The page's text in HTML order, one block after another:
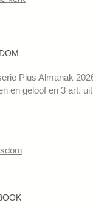
Pius Almanak
en geloof en 3 art.